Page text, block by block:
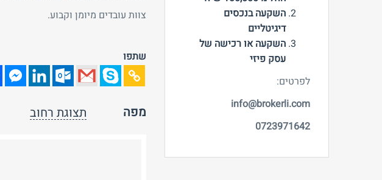
צוות עובדים מיומן וקבוע.
שתפו
מפה תצוגת רחוב
השקעה בנכסים
דיגיטליים
השקעה או רכישה של
עסק פיזי
לפרטים:
info@brokerli.com
0723971642